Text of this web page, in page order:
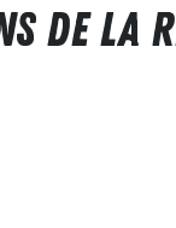
de la